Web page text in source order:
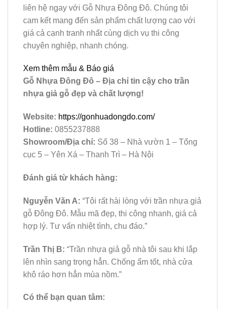
liên hệ ngay với Gỗ Nhựa Đông Đô. Chúng tôi
cam kết mang đến sản phẩm chất lượng cao với
giá cả cạnh tranh nhất cùng dịch vụ thi công
chuyên nghiệp, nhanh chóng.
Xem thêm mẫu & Báo giá
Gỗ Nhựa Đông Đô – Địa chỉ tin cậy cho trần
nhựa giả gỗ đẹp và chất lượng!
Website: https://gonhuadongdo.com/
Hotline: 0855237888
Showroom/Địa chỉ: Số 38 – Nhà vườn 1 – Tổng
cục 5 – Yên Xá – Thanh Trì – Hà Nội
Đánh giá từ khách hàng:
Nguyễn Văn A: “Tôi rất hài lòng với trần nhựa giả
gỗ Đông Đô. Mẫu mã đẹp, thi công nhanh, giá cả
hợp lý. Tư vấn nhiệt tình, chu đáo.”
Trần Thị B: “Trần nhựa giả gỗ nhà tôi sau khi lắp
lên nhìn sang trọng hẳn. Chống ẩm tốt, nhà cửa
khô ráo hơn hẳn mùa nồm.”
Có thể bạn quan tâm: